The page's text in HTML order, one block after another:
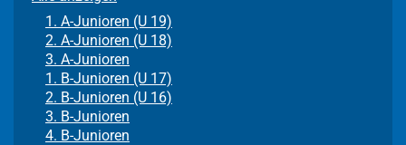
1. A-Junioren (U 19)
2. A-Junioren (U 18)
3. A-Junioren
1. B-Junioren (U 17)
2. B-Junioren (U 16)
3. B-Junioren
4. B-Junioren